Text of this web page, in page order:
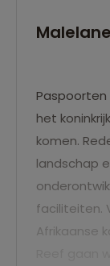
Paspoorten
het
komen.
landschap
faciliteiten.
Afrikaanse